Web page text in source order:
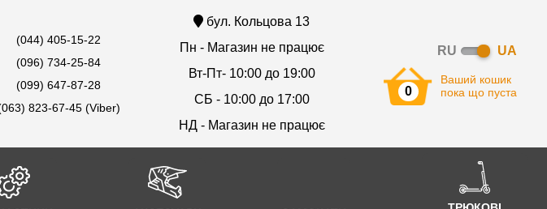
(044) 405-15-22
(096) 734-25-84
(099) 647-87-28
823-67-45 (Viber)
бул. Кольцова 13
Пн - Магазин не працює
Вт-Пт- 10:00 до 19:00
СБ - 10:00 до 17:00
НД - Магазин не працює
RU UA
0
Ваший кошик
пока що пуста